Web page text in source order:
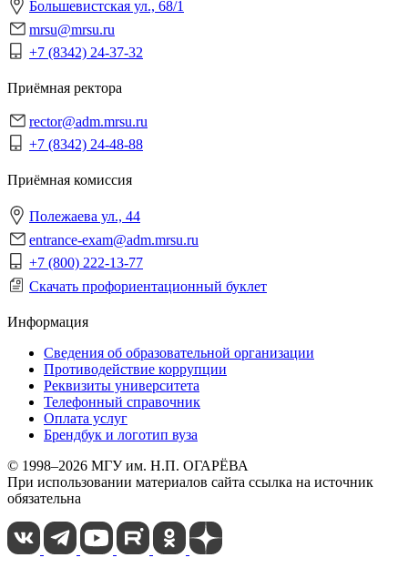
Большевистская ул., 68/1
mrsu@mrsu.ru
+7 (8342) 24-37-32
Приёмная ректора
rector@adm.mrsu.ru
+7 (8342) 24-48-88
Приёмная комиссия
Полежаева ул., 44
entrance-exam@adm.mrsu.ru
+7 (800) 222-13-77
Скачать профориентационный буклет
Информация
Сведения об образовательной организации
Противодействие коррупции
Реквизиты университета
Телефонный справочник
Оплата услуг
Брендбук и логотип вуза
© 1998–2026 МГУ им. Н.П. ОГАРЁВА
При использовании материалов сайта ссылка на источник
обязательна